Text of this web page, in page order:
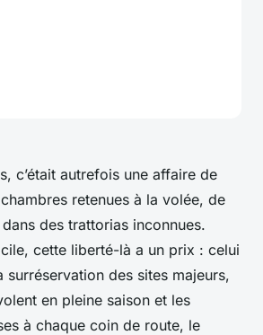
c’était autrefois une affaire de
retenues à la volée, de
des trattorias inconnues.
cette liberté-là a un prix : celui
surréservation des sites majeurs,
en pleine saison et les
à chaque coin de route, le